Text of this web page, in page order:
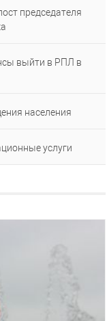
председателя
выйти в РПЛ в
населения
услуги